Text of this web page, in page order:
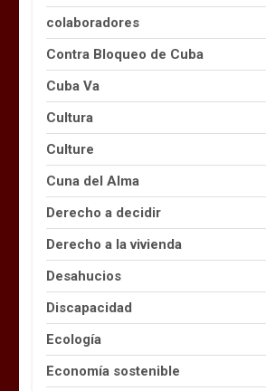
colaboradores
Contra Bloqueo de Cuba
Cuba Va
Cultura
Culture
Cuna del Alma
Derecho a decidir
Derecho a la vivienda
Desahucios
Discapacidad
Ecología
Economía sostenible